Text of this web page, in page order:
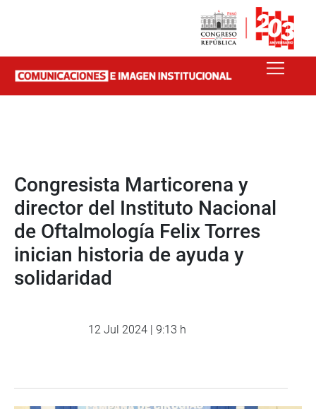
Congresista Marticorena y
director del Instituto Nacional
de Oftalmología Felix Torres
inician historia de ayuda y
solidaridad
12 Jul 2024 | 9:13 h